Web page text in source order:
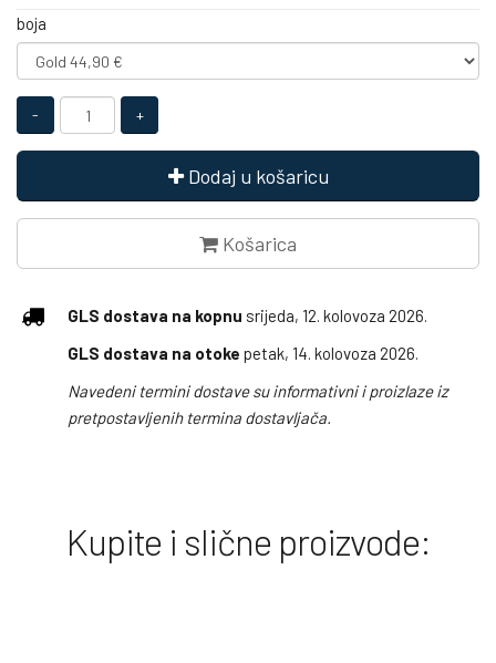
boja
Dodaj u košaricu
Košarica
GLS dostava na kopnu srijeda, 12. kolovoza 2026.
GLS dostava na otoke petak, 14. kolovoza 2026.
Navedeni termini dostave su informativni i proizlaze iz
pretpostavljenih termina dostavljača.
Kupite i slične proizvode: